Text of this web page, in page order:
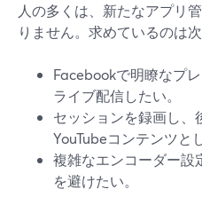
人の多くは、新たなアプリ
りません。求めているのは
Facebookで明瞭なプ
ライブ配信したい。
セッションを録画し、
YouTubeコンテンツと
複雑なエンコーダー設
を避けたい。